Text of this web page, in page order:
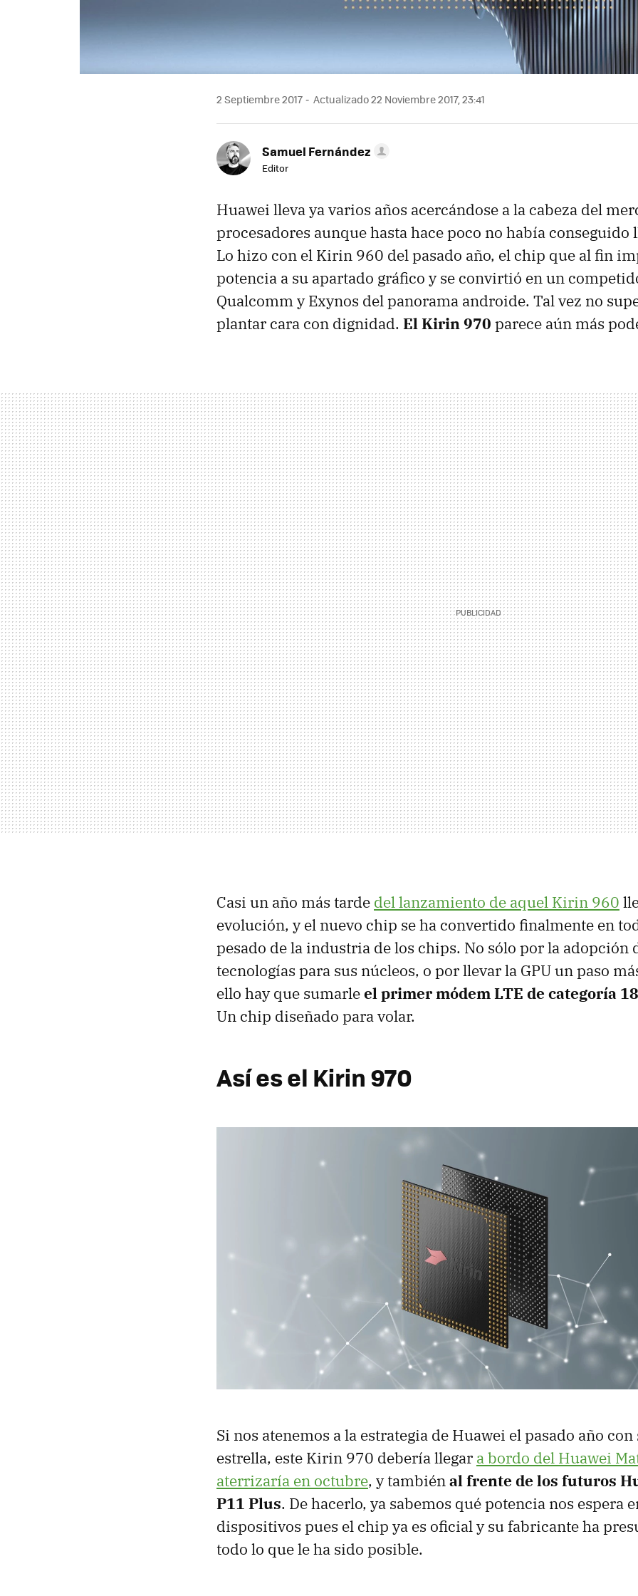
2 Septiembre 2017 Actualizado 22 Noviembre 2017, 23:41
Samuel Fernández
Editor
Huawei lleva ya varios años acercándose a la cabeza del
procesadores aunque hasta hace poco no había conseguido
Lo hizo con el Kirin 960 del pasado año, el chip que al fin
potencia a su apartado gráfico y se convirtió en un
Qualcomm y Exynos del panorama androide. Tal vez no
plantar cara con dignidad. El Kirin 970 parece aún más
Casi un año más tarde del lanzamiento de aquel Kirin 960
evolución, y el nuevo chip se ha convertido finalmente en
pesado de la industria de los chips. No sólo por la adopción
tecnologías para sus núcleos, o por llevar la GPU un paso
ello hay que sumarleel primer módem LTE de categoría
Un chip diseñado para volar.
Así es el Kirin 970
Si nos atenemos a la estrategia de Huawei el pasado año
estrella, este Kirin 970 debería llegar a bordo del Huawei
aterrizaría en octubre, y tambiénal frente de los futuros
P11 Plus. De hacerlo, ya sabemos qué potencia nos espera
dispositivos pues el chip ya es oficial y su fabricante ha
todo lo que le ha sido posible.